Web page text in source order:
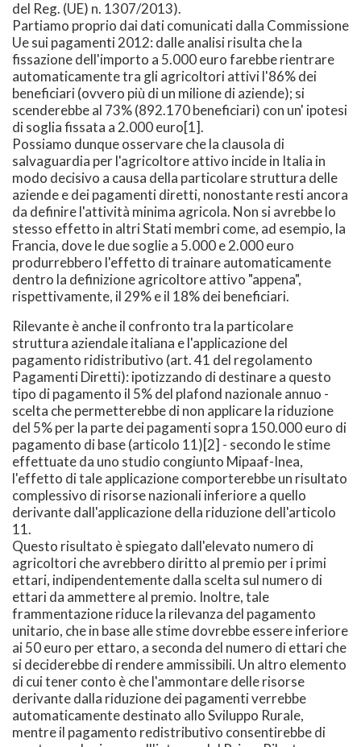
del Reg. (UE) n. 1307/2013).
Partiamo proprio dai dati comunicati dalla Commissione
Ue sui pagamenti 2012: dalle analisi risulta che la
fissazione dell'importo a 5.000 euro farebbe rientrare
automaticamente tra gli agricoltori attivi l'86% dei
beneficiari (ovvero più di un milione di aziende); si
scenderebbe al 73% (892.170 beneficiari) con un' ipotesi
di soglia fissata a 2.000 euro[1].
Possiamo dunque osservare che la clausola di
salvaguardia per l'agricoltore attivo incide in Italia in
modo decisivo a causa della particolare struttura delle
aziende e dei pagamenti diretti, nonostante resti ancora
da definire l'attività minima agricola. Non si avrebbe lo
stesso effetto in altri Stati membri come, ad esempio, la
Francia, dove le due soglie a 5.000 e 2.000 euro
produrrebbero l'effetto di trainare automaticamente
dentro la definizione agricoltore attivo "appena",
rispettivamente, il 29% e il 18% dei beneficiari.
Rilevante è anche il confronto tra la particolare
struttura aziendale italiana e l'applicazione del
pagamento ridistributivo (art. 41 del regolamento
Pagamenti Diretti): ipotizzando di destinare a questo
tipo di pagamento il 5% del plafond nazionale annuo -
scelta che permetterebbe di non applicare la riduzione
del 5% per la parte dei pagamenti sopra 150.000 euro di
pagamento di base (articolo 11)[2] - secondo le stime
effettuate da uno studio congiunto Mipaaf-Inea,
l'effetto di tale applicazione comporterebbe un risultato
complessivo di risorse nazionali inferiore a quello
derivante dall'applicazione della riduzione dell'articolo
11.
Questo risultato è spiegato dall'elevato numero di
agricoltori che avrebbero diritto al premio per i primi
ettari, indipendentemente dalla scelta sul numero di
ettari da ammettere al premio. Inoltre, tale
frammentazione riduce la rilevanza del pagamento
unitario, che in base alle stime dovrebbe essere inferiore
ai 50 euro per ettaro, a seconda del numero di ettari che
si deciderebbe di rendere ammissibili. Un altro elemento
di cui tener conto è che l'ammontare delle risorse
derivante dalla riduzione dei pagamenti verrebbe
automaticamente destinato allo Sviluppo Rurale,
mentre il pagamento redistributivo consentirebbe di